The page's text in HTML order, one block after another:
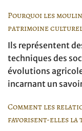
Pourquoi les
patrimoine culturel
Ils représentent
techniques des
évolutions
incarnant un
Comment les
favorisent-elles la